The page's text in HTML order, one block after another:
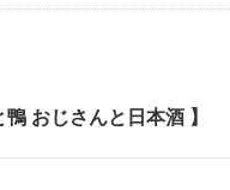
おじさんと日本酒 】